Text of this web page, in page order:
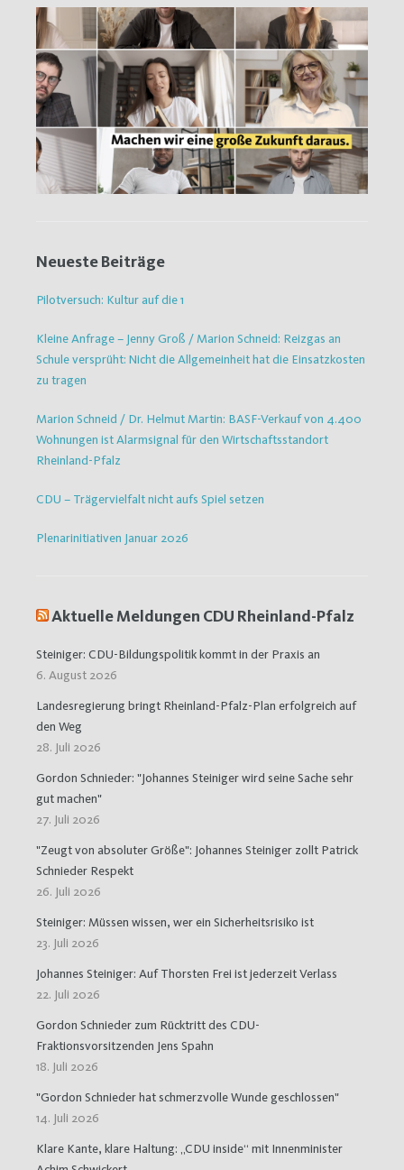
Neueste Beiträge
Pilotversuch: Kultur auf die 1
Kleine Anfrage – Jenny Groß / Marion Schneid: Reizgas an
Schule versprüht: Nicht die Allgemeinheit hat die Einsatzkosten
zu tragen
Marion Schneid / Dr. Helmut Martin: BASF-Verkauf von 4.400
Wohnungen ist Alarmsignal für den Wirtschaftsstandort
Rheinland-Pfalz
CDU – Trägervielfalt nicht aufs Spiel setzen
Plenarinitiativen Januar 2026
Aktuelle Meldungen CDU Rheinland-Pfalz
Steiniger: CDU-Bildungspolitik kommt in der Praxis an
6. August 2026
Landesregierung bringt Rheinland-Pfalz-Plan erfolgreich auf
den Weg
28. Juli 2026
Gordon Schnieder: "Johannes Steiniger wird seine Sache sehr
gut machen"
27. Juli 2026
"Zeugt von absoluter Größe": Johannes Steiniger zollt Patrick
Schnieder Respekt
26. Juli 2026
Steiniger: Müssen wissen, wer ein Sicherheitsrisiko ist
23. Juli 2026
Johannes Steiniger: Auf Thorsten Frei ist jederzeit Verlass
22. Juli 2026
Gordon Schnieder zum Rücktritt des CDU-
Fraktionsvorsitzenden Jens Spahn
18. Juli 2026
"Gordon Schnieder hat schmerzvolle Wunde geschlossen"
14. Juli 2026
Klare Kante, klare Haltung: „CDU inside“ mit Innenminister